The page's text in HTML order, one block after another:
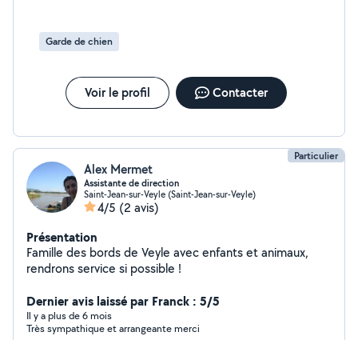
Garde de chien
Voir le profil Contacter
Particulier
Alex Mermet
Assistante de direction
Saint-Jean-sur-Veyle (Saint-Jean-sur-Veyle)
4/5 (2 avis)
Présentation
Famille des bords de Veyle avec enfants et animaux,
rendrons service si possible !
Dernier avis laissé par Franck : 5/5
Il y a plus de 6 mois
Très sympathique et arrangeante merci